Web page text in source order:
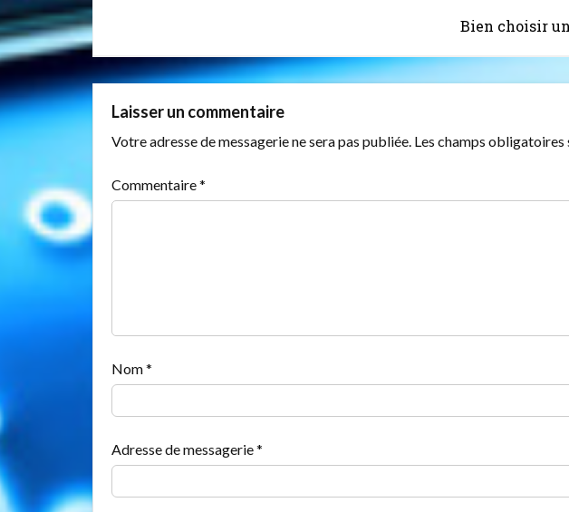
Bien choisir
Laisser un commentaire
Votre adresse de messagerie ne sera pas publiée. Les champs obligatoires
Commentaire*
Nom*
Adresse de messagerie*